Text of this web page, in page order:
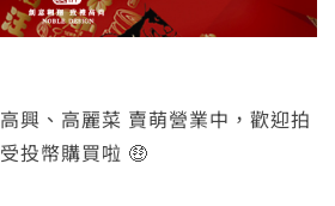
興、高麗菜 賣萌營業中，歡迎拍
投幣購買啦 🤑